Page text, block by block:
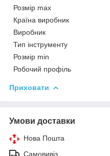
Розмір max
Країна виробник
Виробник
Тип інструменту
Розмір min
Робочий профіль
Приховати
Умови доставки
Нова Пошта
Самовивіз